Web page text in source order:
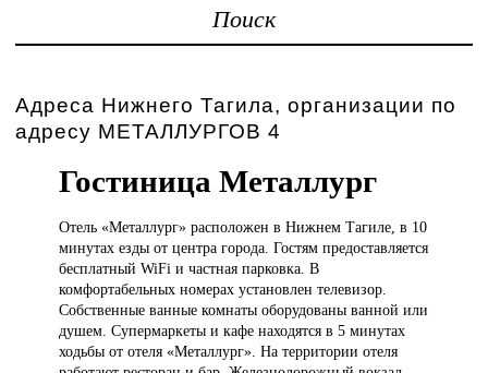
Поиск
Адреса Нижнего Тагила, организации по
адресу МЕТАЛЛУРГОВ 4
Гостиница Металлург
Отель «Металлург»расположен в Нижнем Тагиле, в 10
минутах езды от центра города. Гостям предоставляется
бесплатный WiFi и частная парковка. В
комфортабельных номерах установлен телевизор.
Собственные ванные комнаты оборудованы ванной или
душем. Супермаркеты и кафе находятся в 5 минутах
ходьбы от отеля «Металлург». На территории отеля